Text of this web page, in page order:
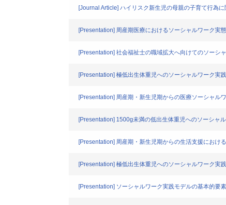
[Journal Article] ハイリスク新生児の母親の子育て行為
[Presentation] 周産期医療におけるソーシャルワーク実
[Presentation] 社会福祉士の職域拡大へ向けてのソーシ
[Presentation] 極低出生体重児へのソーシャルワーク実
[Presentation] 周産期・新生児期からの医療ソーシャル
[Presentation] 1500g未満の低出生体重児へのソーシャ
[Presentation] 周産期・新生児期からの生活支援におけ
[Presentation] 極低出生体重児へのソーシャルワーク実
[Presentation] ソーシャルワーク実践モデルの基本的要